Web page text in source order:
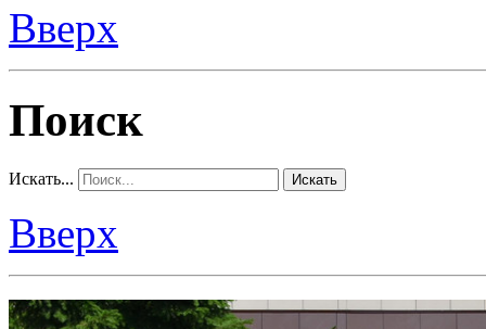
Вверх
Поиск
Искать... Искать
Вверх